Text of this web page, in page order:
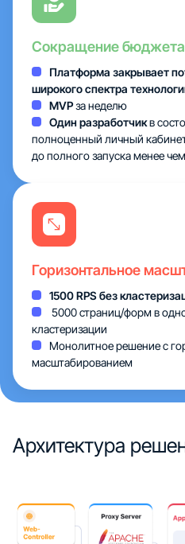
Сокращение бюджета
Платформа закрывает
широкого спектра
MVPза неделю
Один разработчикв
полноценный личный
до полного запуска менее
Горизонтальное
1500 RPS без
5000 страниц/форм в
кластеризации
Монолитное решение с
масштабированием
Архитектура